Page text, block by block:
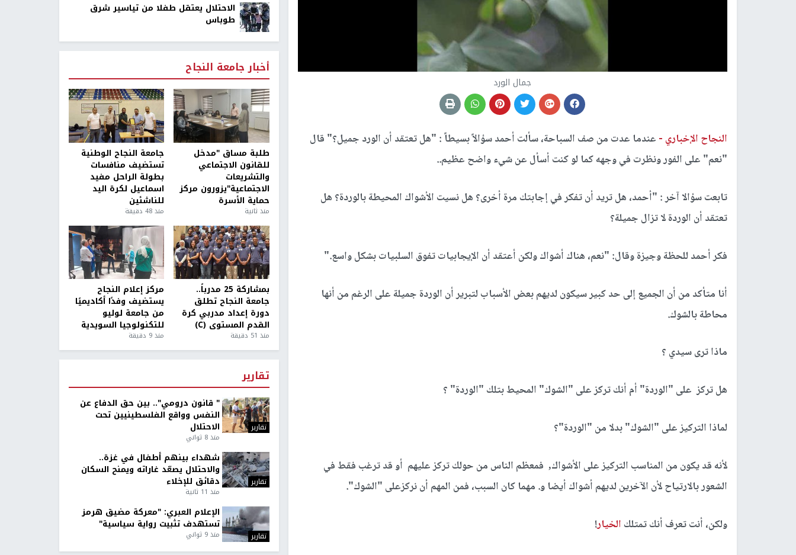
جمال الورد
النجاح الإخباري - عندما عدت من صف السباحة، سألت أحمد سؤالاً بسيطاً : "هل تعتقد أن الورد جميل؟" قال
"نعم" على الفور ونظرت في وجهه كما لو كنت أسأل عن شيء واضح عظيم..
تابعت سؤالا آخر : "أحمد، هل تريد أن تفكر في إجابتك مرة أخرى؟ هل نسيت الأشواك المحيطة بالوردة؟ هل
تعتقد أن الوردة لا تزال جميلة؟
فكر أحمد للحظة وجيزة وقال: "نعم، هناك أشواك ولكن أعتقد أن الإيجابيات تفوق السلبيات بشكل واسع."
أنا متأكد من أن الجميع إلى حد كبير سيكون لديهم بعض الأسباب لتبرير أن الوردة جميلة على الرغم من أنها
محاطة بالشوك.
ماذا ترى سيدي ؟
هل تركز على "الوردة" أم أنك تركز على "الشوك" المحيط بتلك "الوردة" ؟
لماذا التركيز على "الشوك" بدلا من "الوردة"؟
لأنه قد يكون من المناسب التركيز على الأشواك, فمعظم الناس من حولك تركز عليهم أو قد ترغب فقط في
الشعور بالارتياح لأن الآخرين لديهم أشواك أيضا و. مهما كان السبب، فمن المهم أن نركزعلى "الشوك".
ولكن، أنت تعرف أنك تمتلك الخيار!
الاحتلال يعتقل طفلا من تياسير شرق
طوباس
أخبار جامعة النجاح
طلبة مساق "مدخل
للقانون الاجتماعي
والتشريعات
الاجتماعية"يزورون مركز
حماية الأسرة
منذ ثانية
جامعة النجاح الوطنية
تستضيف منافسات
بطولة الراحل مفيد
اسماعيل لكرة اليد
للناشئين
منذ 48 دقيقة
بمشاركة 25 مدرباً..
جامعة النجاح تطلق
دورة إعداد مدربي كرة
القدم المستوى (C)
منذ 51 دقيقة
مركز إعلام النجاح
يستضيف وفدًا أكاديميًا
من جامعة لوليو
للتكنولوجيا السويدية
منذ 9 دقيقة
تقارير
تقارير
" قانون درومي".. بين حق الدفاع عن
النفس وواقع الفلسطينيين تحت
الاحتلال
منذ 8 ثواني
تقارير
شهداء بينهم أطفال في غزة..
والاحتلال يصعّد غاراته ويمنح السكان
دقائق للإخلاء
منذ 11 ثانية
تقارير
الإعلام العبري: "معركة مضيق هرمز
تستهدف تثبيت رواية سياسية"
منذ 9 ثواني